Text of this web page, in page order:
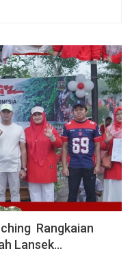
Rangkaian
Lansek…